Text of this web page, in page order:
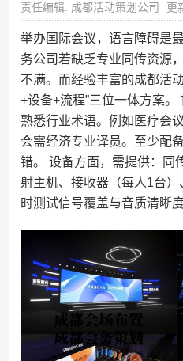
责任编辑: 成都活动策划公司 更
举办国际会议，语言障碍是
务公司若缺乏专业同传资源
不满。而经验丰富的成都活
+设备+流程”三位一体方案
熟悉行业术语。例如医疗会
会需经济专业译员。至少配
错。 设备方面，需提供：同
射主机、接收器（每人1台
时测试信号覆盖与音质清晰